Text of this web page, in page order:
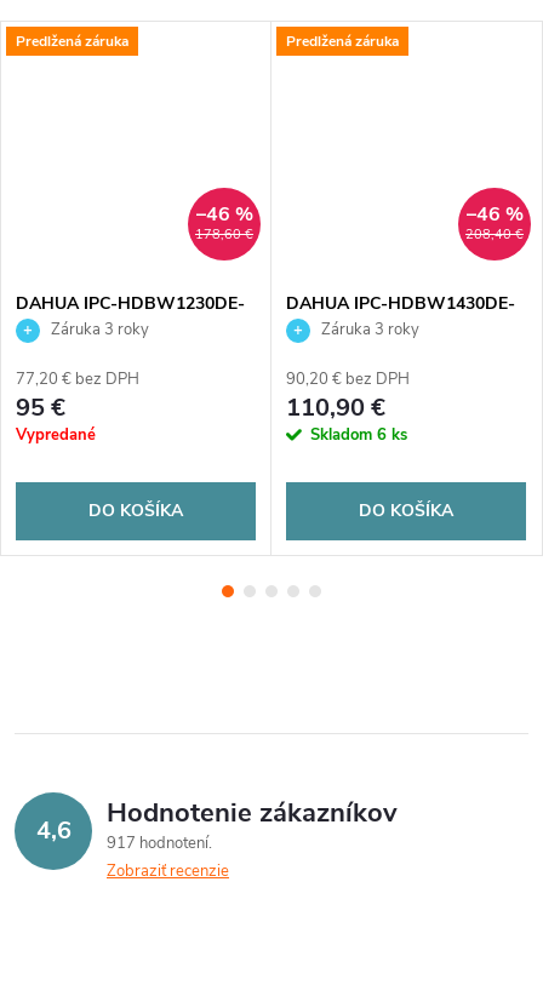
Predlžená záruka
178,60 €
–46 %
DAHUA IPC-HDBW1230DE-
SW-0280B
Záruka 3 roky
77,20 € bez DPH
95 €
Vypredané
DO KOŠÍKA
Predlžená záruka
208,40 €
–46 %
DAHUA IPC-HDBW1430DE-
SW-0280B
Záruka 3 roky
90,20 € bez DPH
110,90 €
Skladom 6 ks
DO KOŠÍKA
4,6 Hodnotenie zákazníkov
917 hodnotení
Zobraziť recenzie